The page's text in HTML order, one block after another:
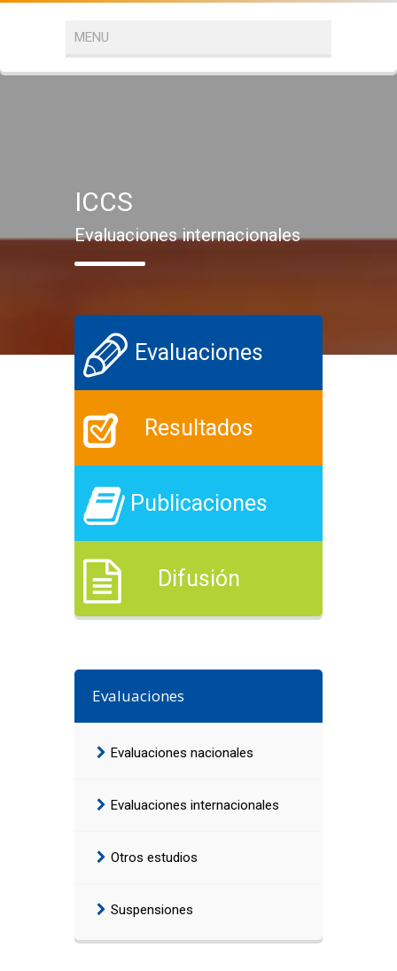
ICCS
Evaluaciones internacionales
Evaluaciones
Resultados
Publicaciones
Difusión
Evaluaciones
Evaluaciones nacionales
Evaluaciones internacionales
Otros estudios
Suspensiones